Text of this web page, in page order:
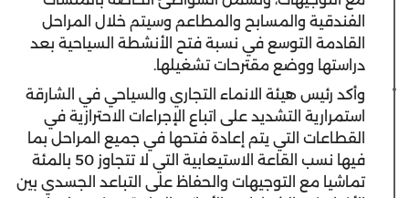
الفندقية والمسابح والمطاعم وسيتم خلال المراحل
القادمة التوسع في نسبة فتح الأنشطة السياحية بعد
دراستها ووضع مقترحات تشغيلها.
وأكد رئيس هيئة الانماء التجاري والسياحي في الشارقة
استمرارية التشديد على اتباع الإجراءات الاحترازية في
القطاعات التي يتم إعادة فتحها في جميع المراحل بما
فيها نسب القاعة الاستيعابية التي لا تتجاوز 50 بالمئة
تماشيا مع التوجيهات والحفاظ على التباعد الجسدي بين